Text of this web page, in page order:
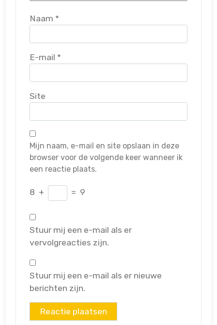
Naam *
E-mail *
Site
Mijn naam, e-mail en site opslaan in deze
browser voor de volgende keer wanneer ik
een reactie plaats.
8 + = 9
Stuur mij een e-mail als er
vervolgreacties zijn.
Stuur mij een e-mail als er nieuwe
berichten zijn.